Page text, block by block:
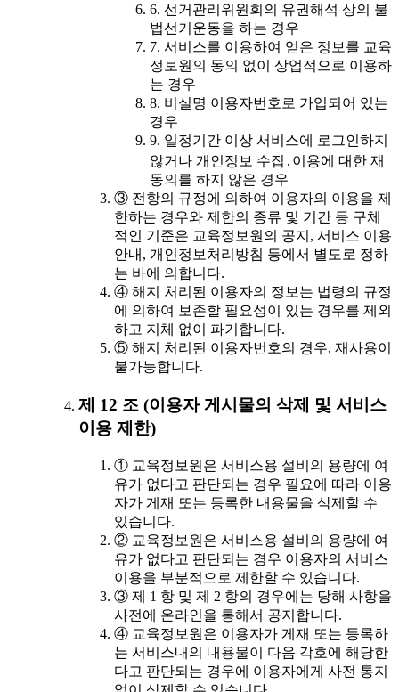
6. 선거관리위원회의 유권해석 상의 불
법선거운동을 하는 경우
7. 서비스를 이용하여 얻은 정보를 교육
정보원의 동의 없이 상업적으로 이용하
는 경우
8. 비실명 이용자번호로 가입되어 있는
경우
9. 일정기간 이상 서비스에 로그인하지
않거나 개인정보 수집․이용에 대한 재
동의를 하지 않은 경우
③ 전항의 규정에 의하여 이용자의 이용을 제
한하는 경우와 제한의 종류 및 기간 등 구체
적인 기준은 교육정보원의 공지, 서비스 이용
안내, 개인정보처리방침 등에서 별도로 정하
는 바에 의합니다.
④ 해지 처리된 이용자의 정보는 법령의 규정
에 의하여 보존할 필요성이 있는 경우를 제외
하고 지체 없이 파기합니다.
⑤ 해지 처리된 이용자번호의 경우, 재사용이
불가능합니다.
제 12 조 (이용자 게시물의 삭제 및 서비스
이용 제한)
① 교육정보원은 서비스용 설비의 용량에 여
유가 없다고 판단되는 경우 필요에 따라 이용
자가 게재 또는 등록한 내용물을 삭제할 수
있습니다.
② 교육정보원은 서비스용 설비의 용량에 여
유가 없다고 판단되는 경우 이용자의 서비스
이용을 부분적으로 제한할 수 있습니다.
③ 제 1 항 및 제 2 항의 경우에는 당해 사항을
사전에 온라인을 통해서 공지합니다.
④ 교육정보원은 이용자가 게재 또는 등록하
는 서비스내의 내용물이 다음 각호에 해당한
다고 판단되는 경우에 이용자에게 사전 통지